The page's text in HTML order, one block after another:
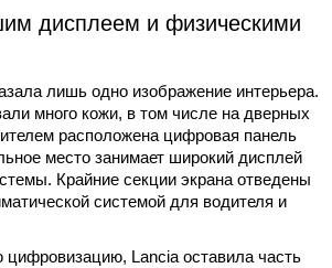
дисплеем и физическими
лишь одно изображение интерьера.
много кожи, в том числе на дверных
расположена цифровая панель
место занимает широкий дисплей
Крайние секции экрана отведены
системой для водителя и
Lancia оставила часть